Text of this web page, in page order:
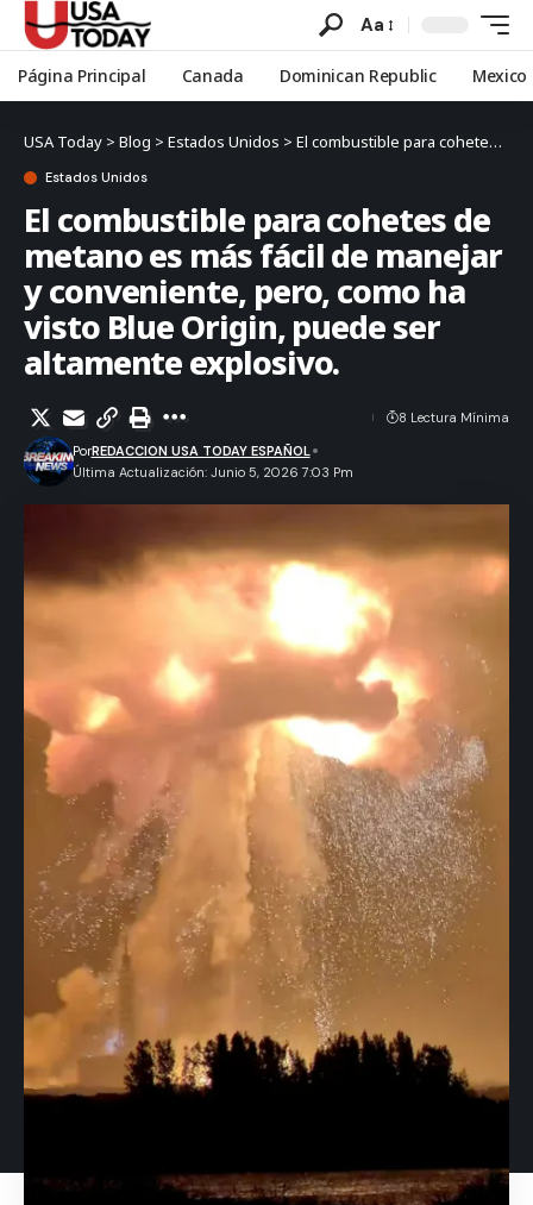
Aa
Página Principal Canada Dominican Republic Mexico
USA Today > Blog > Estados Unidos > El combustible para cohetes de metano es más fácil de manejar y conveniente, pero, como ha visto Blue Origin, puede ser altamente explosivo.
Estados Unidos
El combustible para cohetes de
metano es más fácil de manejar
y conveniente, pero, como ha
visto Blue Origin, puede ser
altamente explosivo.
Última Actualización: Junio 5, 2026 7:03 Pm
PorREDACCION USA TODAY ESPAÑOL
8 Lectura Mínima